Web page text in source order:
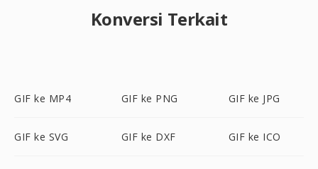
Konversi Terkait
GIF ke MP4 GIF ke PNG GIF ke JPG
GIF ke SVG GIF ke DXF GIF ke ICO